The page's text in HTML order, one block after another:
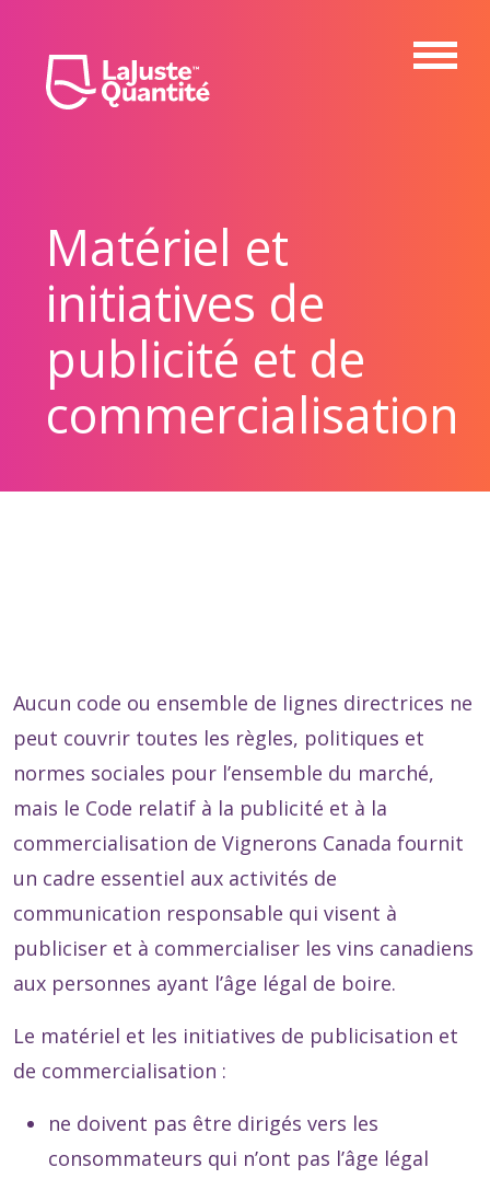
Matériel et
initiatives de
publicité et de
commercialisation
Aucun code ou ensemble de lignes directrices ne
peut couvrir toutes les règles, politiques et
normes sociales pour l’ensemble du marché,
mais le Code relatif à la publicité et à la
commercialisation de Vignerons Canada fournit
un cadre essentiel aux activités de
communication responsable qui visent à
publiciser et à commercialiser les vins canadiens
aux personnes ayant l’âge légal de boire.
Le matériel et les initiatives de publicisation et
de commercialisation :
ne doivent pas être dirigés vers les
consommateurs qui n’ont pas l’âge légal